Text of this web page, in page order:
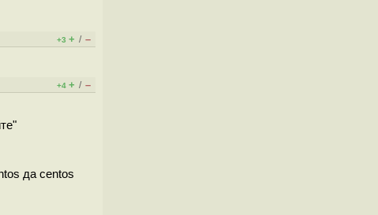
+3 + / –
+4 + / –
да centos